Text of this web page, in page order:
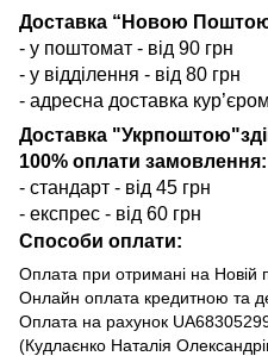
Доставка “Новою
- у поштомат - від 90 грн
- у відділення - від 80 грн
- адресна доставка
Доставка
100% оплати замовлення:
- стандарт - від 45 грн
- експрес - від 60 грн
Способи оплати:
Оплата при отримані на Новій
Онлайн оплата кредитною та
Оплата на рахунок
(Кудлаєнко Наталія